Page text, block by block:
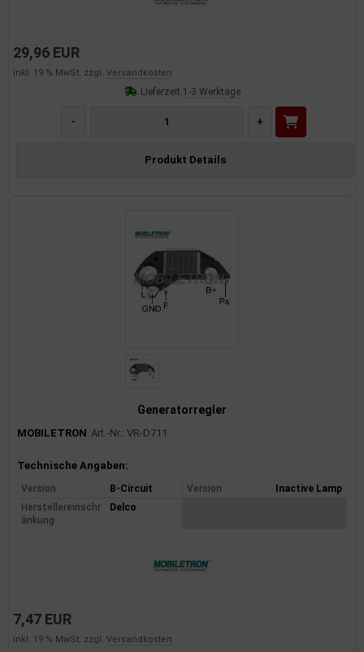
29,96 EUR
inkl. 19 % MwSt. zzgl. Versandkosten
Lieferzeit:1-3 Werktage
- +
Produkt Details
Generatorregler
MOBILETRON Art.-Nr.: VR-D711
Produktinformationen
Technische Angaben:
Version B-Circuit Version
Inactive Lamp
Herstellereinschr
änkung
Delco
7,47 EUR
inkl. 19 % MwSt. zzgl. Versandkosten